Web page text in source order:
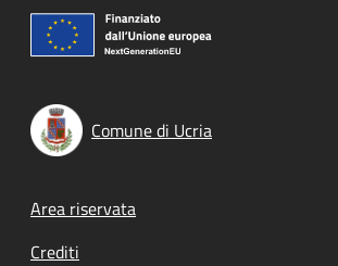
Comune di Ucria
Footer menu
Area riservata
Crediti